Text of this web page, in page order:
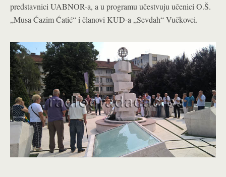
predstavnici UABNOR-a, a u programu učestvuju učenici O.Š.
„Musa Ćazim Ćatić“ i članovi KUD-a „Sevdah“ Vučkovci.